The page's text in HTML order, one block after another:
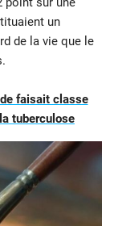
un
de la vie que le
faisait classe
tuberculose